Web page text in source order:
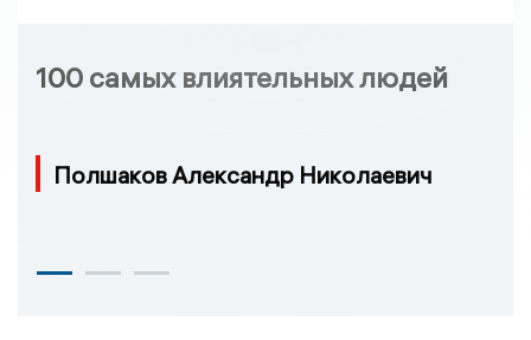
100 самых влиятельных людей
Полшаков Александр Николаевич